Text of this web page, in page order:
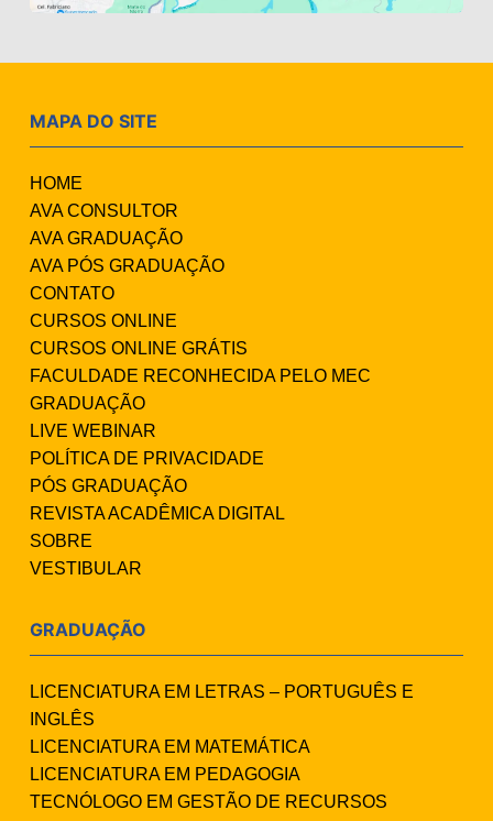
MAPA DO SITE
HOME
AVA CONSULTOR
AVA GRADUAÇÃO
AVA PÓS GRADUAÇÃO
CONTATO
CURSOS ONLINE
CURSOS ONLINE GRÁTIS
FACULDADE RECONHECIDA PELO MEC
GRADUAÇÃO
LIVE WEBINAR
POLÍTICA DE PRIVACIDADE
PÓS GRADUAÇÃO
REVISTA ACADÊMICA DIGITAL
SOBRE
VESTIBULAR
GRADUAÇÃO
LICENCIATURA EM LETRAS – PORTUGUÊS E
INGLÊS
LICENCIATURA EM MATEMÁTICA
LICENCIATURA EM PEDAGOGIA
TECNÓLOGO EM GESTÃO DE RECURSOS